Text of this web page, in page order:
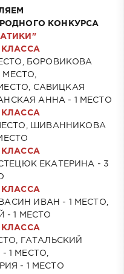
КОНКУРСА
БОРОВИКОВА
МЕСТО,
САВИЦКАЯ
АННА - 1 МЕСТО
ШИВАННИКОВА
ЕКАТЕРИНА - 3
ИВАН - 1 МЕСТО,
- 1 МЕСТО
ГАТАЛЬСКИЙ
1 МЕСТО,
- 1 МЕСТО